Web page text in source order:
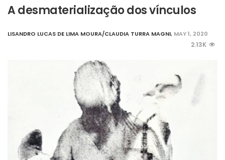
A desmaterialização dos vínculos
LISANDRO LUCAS DE LIMA MOURA/CLAUDIA TURRA MAGNI, MAY 1, 2020
2.13K